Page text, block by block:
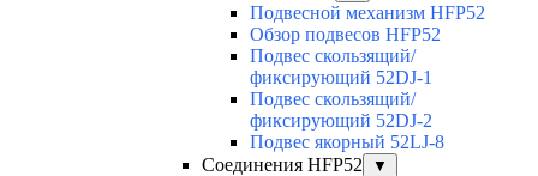
Подвесной механизм HFP52
Обзор подвесов HFP52
Подвес скользящий/
фиксирующий 52DJ-1
Подвес скользящий/
фиксирующий 52DJ-2
Подвес якорный 52LJ-8
Соединения HFP52
▼